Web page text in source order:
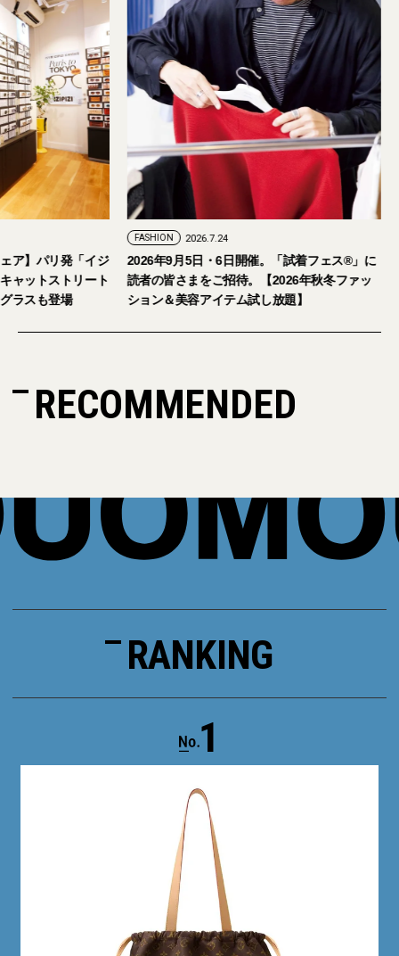
ア】パリ発「イジ
ャットストリート
ラスも登場
FASHION 2026.7.24
2026年9月5日・6日開催。「試着フェス®︎」に
読者の皆さまをご招待。【2026年秋冬ファッ
ション＆美容アイテム試し放題】
RECOMMENDED
RANKING
1